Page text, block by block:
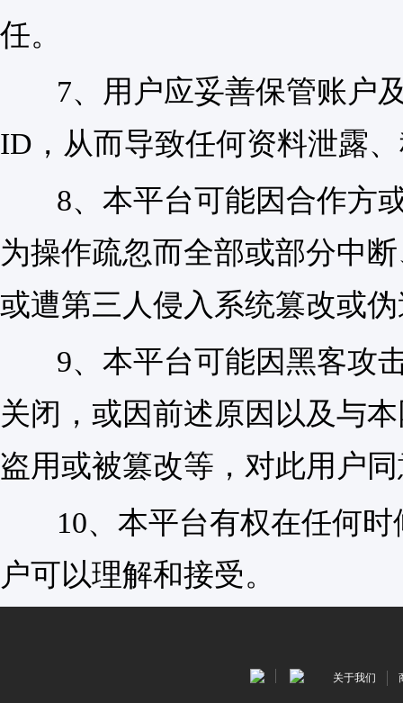
任。
7、用户应妥善保管账户及
ID，从而导致任何资料泄露
8、本平台可能因合作方或
为操作疏忽而全部或部分中
或遭第三人侵入系统篡改或
9、本平台可能因黑客攻击
关闭，或因前述原因以及与
盗用或被篡改等，对此用户
10、本平台有权在任何时
户可以理解和接受。
关于我们